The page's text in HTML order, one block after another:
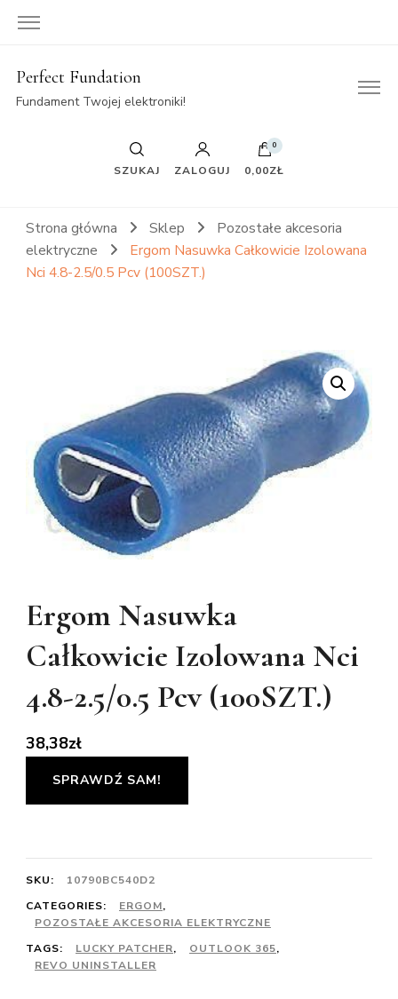
Perfect Fundation
Fundament Twojej elektroniki!
SZUKAJ ZALOGUJ
0
0,00ZŁ
Strona główna Sklep
Pozostałe akcesoria
elektryczne
Ergom Nasuwka Całkowicie Izolowana
Nci 4.8-2.5/0.5 Pcv (100SZT.)
Ergom Nasuwka
Całkowicie Izolowana Nci
4.8-2.5/0.5 Pcv (100SZT.)
38,38zł
SPRAWDŹ SAM!
SKU:
10790BC540D2
CATEGORIES:
ERGOM,
POZOSTAŁE AKCESORIA ELEKTRYCZNE
TAGS:
LUCKY PATCHER, OUTLOOK 365,
REVO UNINSTALLER